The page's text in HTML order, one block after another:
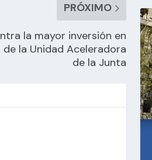
PRÓXIMO
la mayor inversión en
la Unidad Aceleradora
de la Junta